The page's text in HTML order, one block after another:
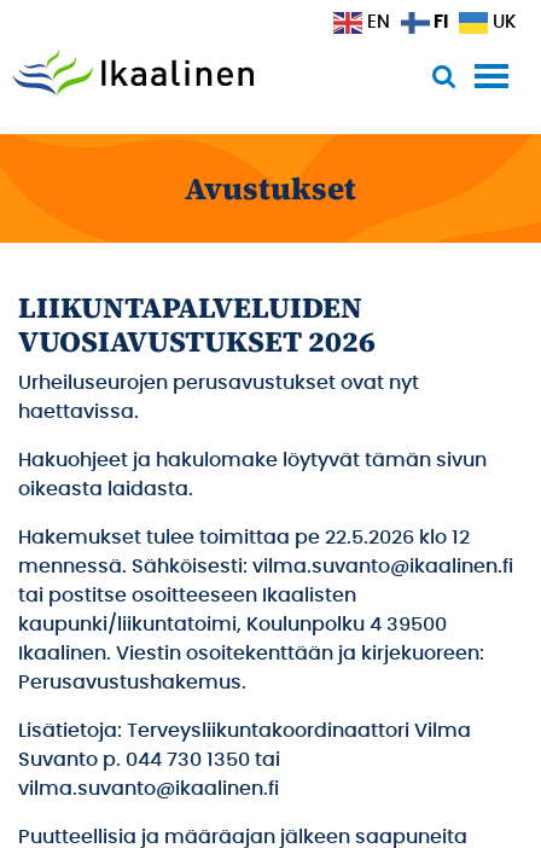
Avustukset
LIIKUNTAPALVELUIDEN
VUOSIAVUSTUKSET 2026
Urheiluseurojen perusavustukset ovat nyt
haettavissa.
Hakuohjeet ja hakulomake löytyvät tämän sivun
oikeasta laidasta.
Hakemukset tulee toimittaa pe 22.5.2026 klo 12
mennessä. Sähköisesti: vilma.suvanto@ikaalinen.fi
tai postitse osoitteeseen Ikaalisten
kaupunki/liikuntatoimi, Koulunpolku 4 39500
Ikaalinen. Viestin osoitekenttään ja kirjekuoreen:
Perusavustushakemus.
Lisätietoja: Terveysliikuntakoordinaattori Vilma
Suvanto p. 044 730 1350 tai
vilma.suvanto@ikaalinen.fi
Puutteellisia ja määräajan jälkeen saapuneita
EN FI UK